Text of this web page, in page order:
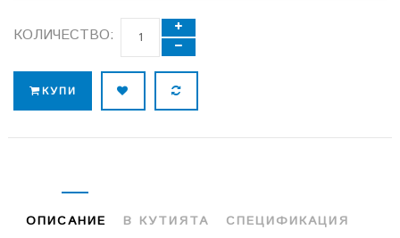
КОЛИЧЕСТВО:
КУПИ
ОПИСАНИЕ В КУТИЯТА СПЕЦИФИКАЦИЯ